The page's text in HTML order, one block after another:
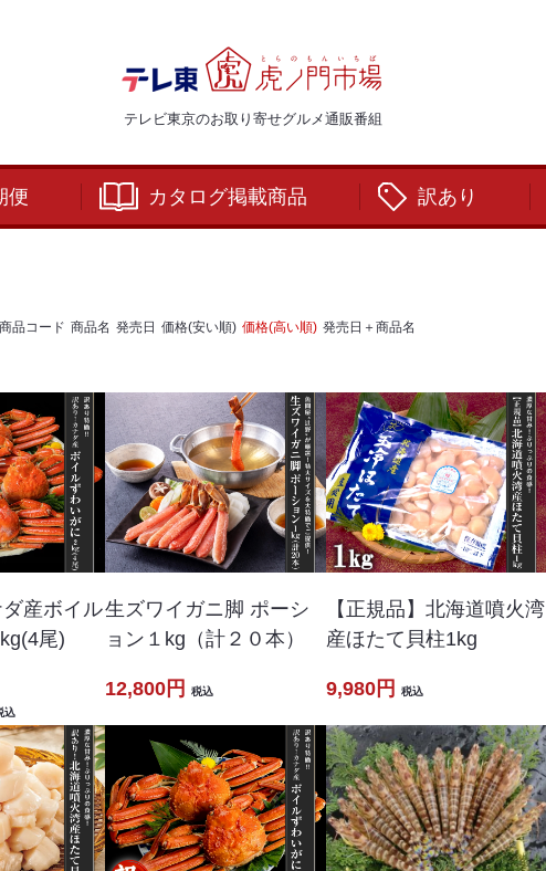
テレビ東京のお取り寄せグルメ通販番組
便 カタログ掲載商品 訳あり
商品コード 商品名 発売日 価格(安い順) 価格(高い順) 発売日＋商品名
産ボイル
尾)
込
生ズワイガニ脚 ポーシ
ョン１kg（計２０本）
12,800円 税込
【正規品】北海道噴火湾
産ほたて貝柱1kg
9,980円 税込